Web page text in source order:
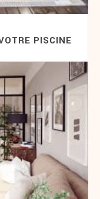
PISCINE